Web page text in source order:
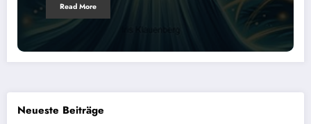
Read More
Neueste Beiträge